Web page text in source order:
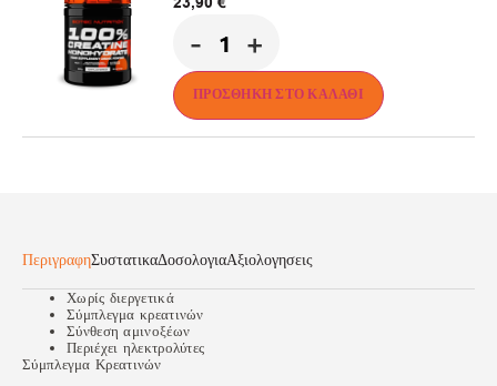
- +
ΠΡΟΣΘΉΚΗ ΣΤΟ ΚΑΛΆΘΙ
ΠεριγραφηΣυστατικαΔοσολογιαΑξιολογησεις
​Χωρίς διεργετικά
Σύμπλεγμα κρεατινών
Σύνθεση αμινοξέων
Περιέχει ηλεκτρολύτες
Σύμπλεγμα Κρεατινών